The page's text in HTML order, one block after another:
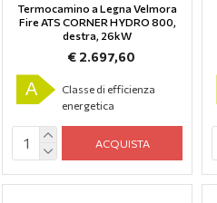
Termocamino a Legna Velmora
Fire ATS CORNER HYDRO 800,
destra, 26kW
€ 2.697,60
A
Classe di efficienza
energetica
ACQUISTA